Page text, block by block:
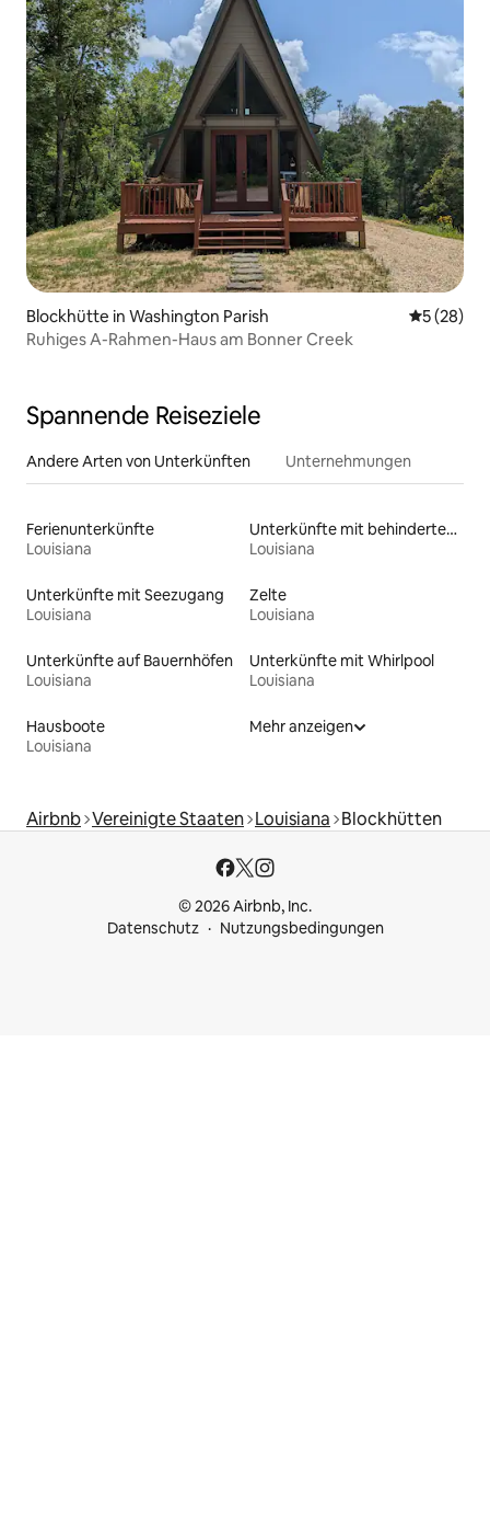
Blockhütte in Washington Parish
5 (28)
Ruhiges A-Rahmen-Haus am Bonner Creek
Spannende Reiseziele
Andere Arten von Unterkünften Unternehmungen
Ferienunterkünfte
Louisiana
Unterkünfte mit behindertengerechtem WC
Louisiana
Unterkünfte mit Seezugang
Louisiana
Zelte
Louisiana
Unterkünfte auf Bauernhöfen
Louisiana
Unterkünfte mit Whirlpool
Louisiana
Hausboote
Louisiana
Mehr anzeigen
Airbnb Vereinigte Staaten Louisiana Blockhütten
© 2026 Airbnb, Inc.
Datenschutz
Nutzungsbedingungen